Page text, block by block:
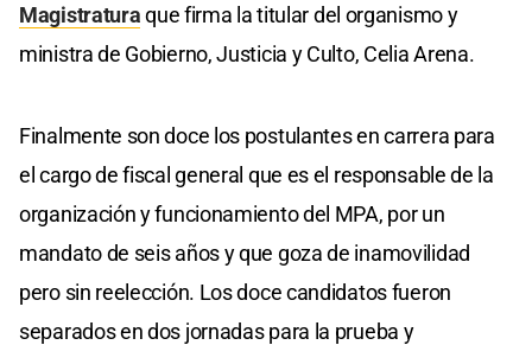
Magistraturaque firma la titular del organismo y
ministra de Gobierno, Justicia y Culto, Celia Arena.
Finalmente son doce los postulantes en carrera para
el cargo de fiscal general que es el responsable de la
organización y funcionamiento del MPA, por un
mandato de seis años y que goza de inamovilidad
pero sin reelección. Los doce candidatos fueron
separados en dos jornadas para la prueba y